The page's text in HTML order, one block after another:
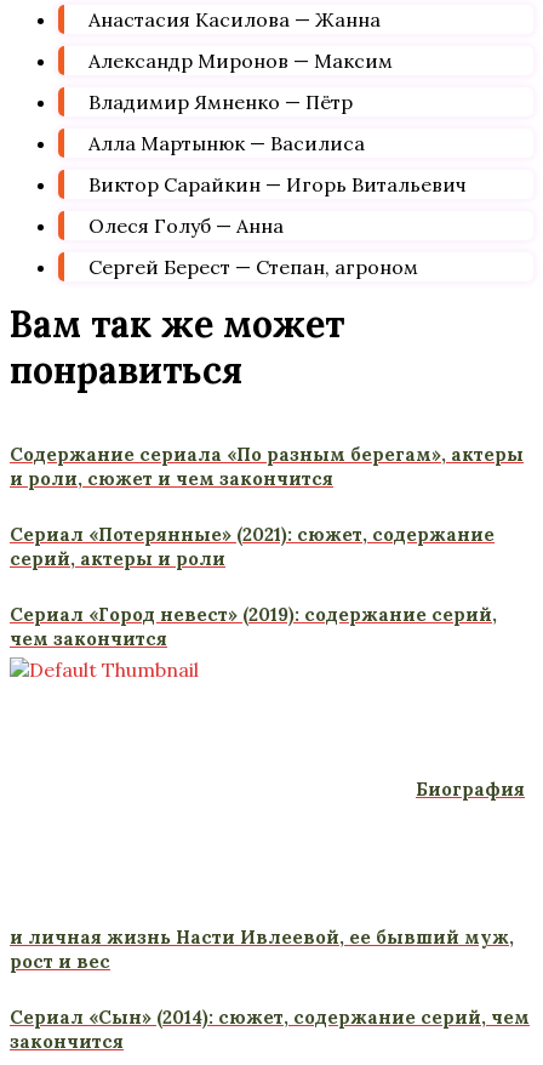
Анастасия Касилова — Жанна
Александр Миронов — Максим
Владимир Ямненко — Пётр
Алла Мартынюк — Василиса
Виктор Сарайкин — Игорь Витальевич
Олеся Голуб — Анна
Сергей Берест — Степан, агроном
Вам так же может
понравиться
Содержание сериала «По разным берегам», актеры
и роли, сюжет и чем закончится
Сериал «Потерянные» (2021): сюжет, содержание
серий, актеры и роли
Сериал «Город невест» (2019): содержание серий,
чем закончится
Биография
и личная жизнь Насти Ивлеевой, ее бывший муж,
рост и вес
Сериал «Сын» (2014): сюжет, содержание серий, чем
закончится